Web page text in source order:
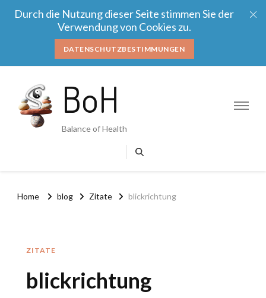
Durch die Nutzung dieser Seite stimmen Sie der
Verwendung von Cookies zu.
DATENSCHUTZBESTIMMUNGEN
BoH
Balance of Health
Home blog Zitate blickrichtung
ZITATE
blickrichtung